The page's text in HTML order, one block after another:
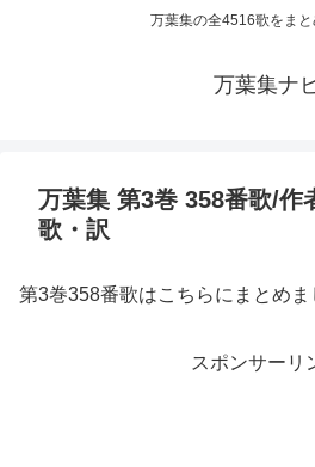
万葉集の全4516歌をまと
万葉集ナ
万葉集 第3巻 358番歌/作
歌・訳
第3巻358番歌はこちらにまとめま
スポンサーリ